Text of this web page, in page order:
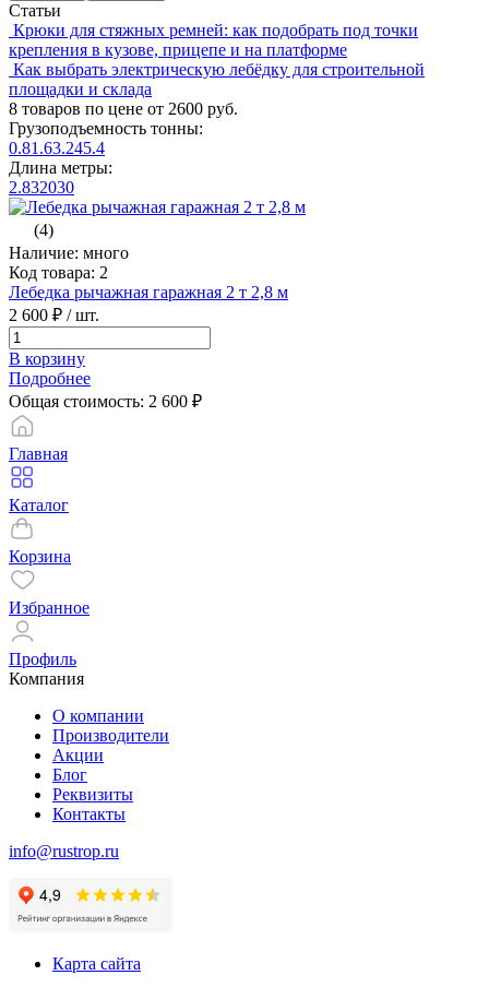
Статьи
Крюки для стяжных ремней: как подобрать под точки
крепления в кузове, прицепе и на платформе
Как выбрать электрическую лебёдку для строительной
площадки и склада
8 товаров по цене от 2600 руб.
Грузоподъемность тонны:
0.81.63.245.4
Длина метры:
2.832030
(4)
Наличие: много
Код товара: 2
Лебедка рычажная гаражная 2 т 2,8 м
2 600 ₽ / шт.
В корзину
Подробнее
Общая стоимость: 2 600 ₽
Главная
Каталог
Корзина
Избранное
Профиль
Компания
О компании
Производители
Акции
Блог
Реквизиты
Контакты
info@rustrop.ru
Карта сайта